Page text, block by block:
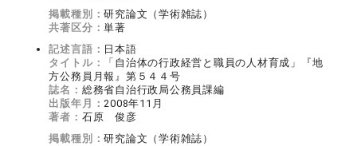
掲載種別：研究論文（学術雑誌）
共著区分：単著
記述言語： 日本語
タイトル：
「自治体の行政経営と職員の人材育成」『地
方公務員月報』第５４４号
誌名： 総務省自治行政局公務員課編
出版年月：2008年11月
著者： 石原 俊彦
掲載種別：研究論文（学術雑誌）